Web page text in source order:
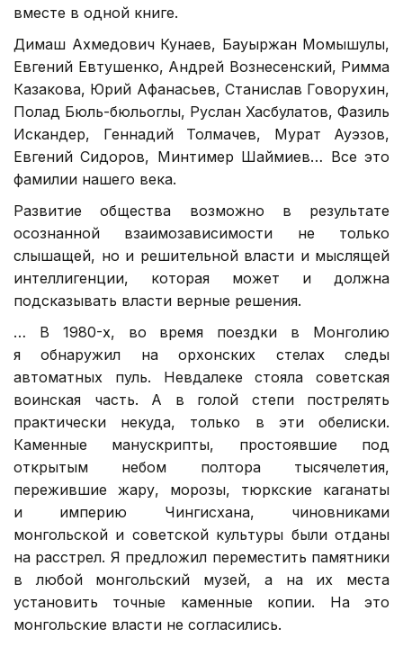
вместе в одной книге.
Димаш Ахмедович Кунаев, Бауыржан Момышулы,
Евгений Евтушенко, Андрей Вознесенский, Римма
Казакова, Юрий Афанасьев, Станислав Говорухин,
Полад Бюль-бюльоглы, Руслан Хасбулатов, Фазиль
Искандер, Геннадий Толмачев, Мурат Ауэзов,
Евгений Сидоров, Минтимер Шаймиев… Все это
фамилии нашего века.
Развитие общества возможно в результате
осознанной взаимозависимости не только
слышащей, но и решительной власти и мыслящей
интеллигенции, которая может и должна
подсказывать власти верные решения.
… В 1980-х, во время поездки в Монголию
я обнаружил на орхонских стелах следы
автоматных пуль. Невдалеке стояла советская
воинская часть. А в голой степи пострелять
практически некуда, только в эти обелиски.
Каменные манускрипты, простоявшие под
открытым небом полтора тысячелетия,
пережившие жару, морозы, тюркские каганаты
и империю Чингисхана, чиновниками
монгольской и советской культуры были отданы
на расстрел. Я предложил переместить памятники
в любой монгольский музей, а на их места
установить точные каменные копии. На это
монгольские власти не согласились.